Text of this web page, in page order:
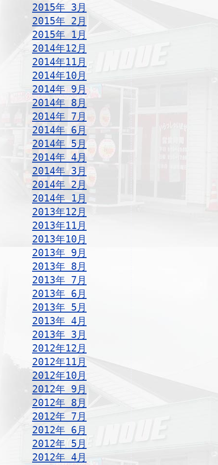
2015年 3月
2015年 2月
2015年 1月
2014年12月
2014年11月
2014年10月
2014年 9月
2014年 8月
2014年 7月
2014年 6月
2014年 5月
2014年 4月
2014年 3月
2014年 2月
2014年 1月
2013年12月
2013年11月
2013年10月
2013年 9月
2013年 8月
2013年 7月
2013年 6月
2013年 5月
2013年 4月
2013年 3月
2012年12月
2012年11月
2012年10月
2012年 9月
2012年 8月
2012年 7月
2012年 6月
2012年 5月
2012年 4月